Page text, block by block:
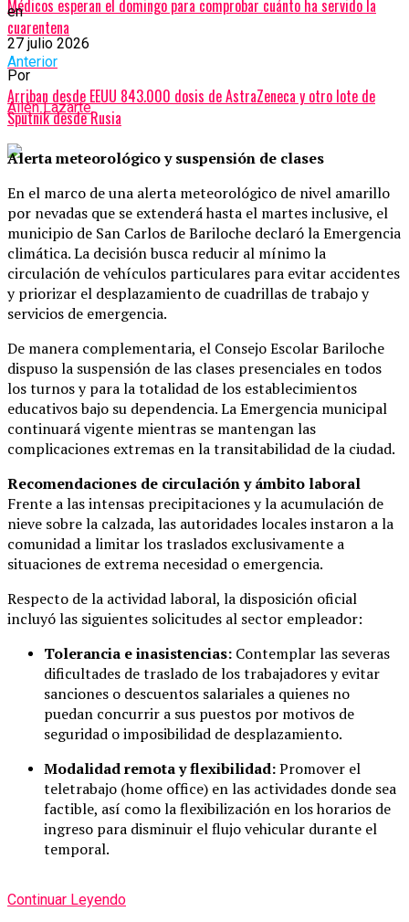
Médicos esperan el domingo para comprobar cuánto ha servido la
cuarentena
Anterior
Arriban desde EEUU 843.000 dosis de AstraZeneca y otro lote de
Sputnik desde Rusia
en
27 julio 2026
Por
Ailén Lazarte
Alerta meteorológico y suspensión de clases
En el marco de una alerta meteorológico de nivel amarillo
por nevadas que se extenderá hasta el martes inclusive, el
municipio de San Carlos de Bariloche declaró la Emergencia
climática. La decisión busca reducir al mínimo la
circulación de vehículos particulares para evitar accidentes
y priorizar el desplazamiento de cuadrillas de trabajo y
servicios de emergencia.
De manera complementaria, el Consejo Escolar Bariloche
dispuso la suspensión de las clases presenciales en todos
los turnos y para la totalidad de los establecimientos
educativos bajo su dependencia. La Emergencia municipal
continuará vigente mientras se mantengan las
complicaciones extremas en la transitabilidad de la ciudad.
Recomendaciones de circulación y ámbito laboral
Frente a las intensas precipitaciones y la acumulación de
nieve sobre la calzada, las autoridades locales instaron a la
comunidad a limitar los traslados exclusivamente a
situaciones de extrema necesidad o emergencia.
Respecto de la actividad laboral, la disposición oficial
incluyó las siguientes solicitudes al sector empleador:
Tolerancia e inasistencias: Contemplar las severas
dificultades de traslado de los trabajadores y evitar
sanciones o descuentos salariales a quienes no
puedan concurrir a sus puestos por motivos de
seguridad o imposibilidad de desplazamiento.
Modalidad remota y flexibilidad:Promover el
teletrabajo (home office) en las actividades donde sea
factible, así como la flexibilización en los horarios de
ingreso para disminuir el flujo vehicular durante el
temporal.
Continuar Leyendo